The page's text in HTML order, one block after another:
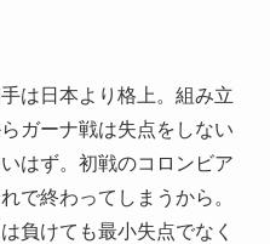
は日本より格上。組み立
ガーナ戦は失点をしない
はず。初戦のコロンビア
で終わってしまうから。
負けても最小失点でなく